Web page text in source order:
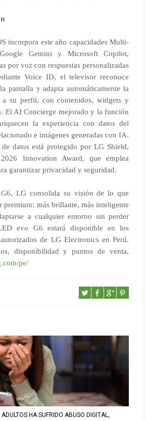
incorpora este año capacidades Multi-
Gemini y Microsoft Copilot,
por voz con respuestas personalizadas
Voice ID, el televisor reconoce
pantalla y adapta automáticamente la
su perfil, con contenidos, widgets y
El AI Concierge mejorado y la función
la experiencia con datos del
e imágenes generadas con IA.
datos está protegido por LG Shield,
Innovation Award, que emplea
garantizar privacidad y seguridad.
LG consolida su visión de lo que
premium: más brillante, más inteligente
a cualquier entorno sin perder
evo G6 estará disponible en los
de LG Electronics en Perú.
disponibilidad y puntos de venta,
pe/
HA SUFRIDO ABUSO DIGITAL,